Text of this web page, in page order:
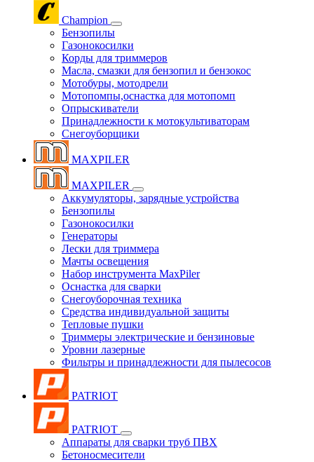
Champion
Бензопилы
Газонокосилки
Корды для триммеров
Масла, смазки для бензопил и бензокос
Мотобуры, мотодрели
Мотопомпы,оснастка для мотопомп
Опрыскиватели
Принадлежности к мотокультиваторам
Снегоуборщики
MAXPILER
MAXPILER
Аккумуляторы, зарядные устройства
Бензопилы
Газонокосилки
Генераторы
Лески для триммера
Мачты освещения
Набор инструмента MaxPiler
Оснастка для сварки
Снегоуборочная техника
Средства индивидуальной защиты
Тепловые пушки
Триммеры электрические и бензиновые
Уровни лазерные
Фильтры и принадлежности для пылесосов
PATRIOT
PATRIOT
Аппараты для сварки труб ПВХ
Бетоносмесители